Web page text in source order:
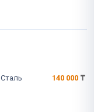
Сталь 140 000 ₸